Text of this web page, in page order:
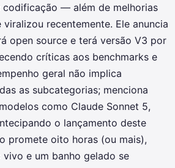
codificação — além de melhorias
viralizou recentemente. Ele anuncia
open source e terá versão V3 por
críticas aos benchmarks e
geral não implica
as subcategorias; menciona
como Claude Sonnet 5,
o lançamento deste
promete oito horas (ou mais),
e um banho gelado se